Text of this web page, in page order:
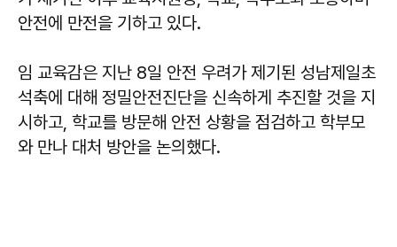
안전에 만전을 기하고 있다.
임 교육감은 지난 8일 안전 우려가 제기된 성남제일초
석축에 대해 정밀안전진단을 신속하게 추진할 것을 지
시하고, 학교를 방문해 안전 상황을 점검하고 학부모
와 만나 대처 방안을 논의했다.